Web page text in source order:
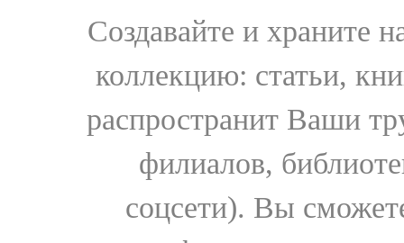
Создавайте и храните
коллекцию: статьи,
распространит Ваши
филиалов,
соцсети). Вы